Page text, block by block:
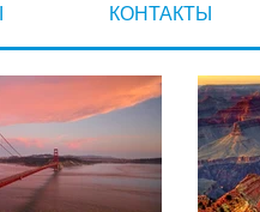
КОНТАКТЫ